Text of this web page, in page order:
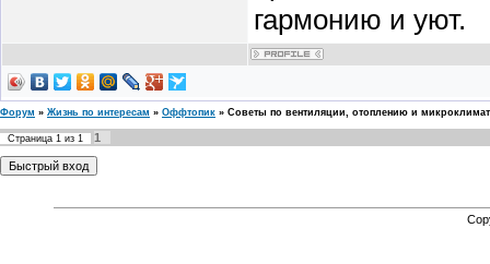
гармонию и уют.
Форум » Жизнь по интересам » Оффтопик » Советы по вентиляции, отоплению и
Страница 1 из 1 1